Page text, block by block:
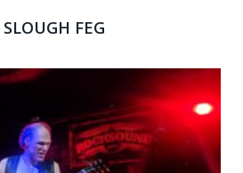
SLOUGH FEG